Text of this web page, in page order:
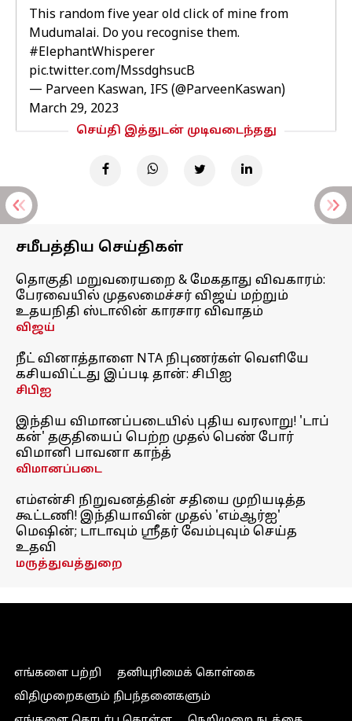
This random five year old click of mine from
Mudumalai. Do you recognise them.
#ElephantWhisperer
pic.twitter.com/MssdghsucB
— Parveen Kaswan, IFS (@ParveenKaswan)
March 29, 2023
செய்தி இத்துடன் முடிவடைந்தது
சமீபத்திய செய்திகள்
தொகுதி மறுவரையறை & மேகதாது விவகாரம்:
பேரவையில் முதலமைச்சர் விஜய் மற்றும்
உதயநிதி ஸ்டாலின் காரசார விவாதம்
விஜய்
நீட் வினாத்தாளை NTA நிபுணர்கள் வெளியே
கசியவிட்டது இப்படி தான்: சிபிஐ
சிபிஐ
இந்திய விமானப்படையில் புதிய வரலாறு! 'டாப்
கன்' தகுதியைப் பெற்ற முதல் பெண் போர்
விமானி பாவனா காந்த்
விமானப்படை
எம்என்சி நிறுவனத்தின் சதியை முறியடித்த
கூட்டணி! இந்தியாவின் முதல் 'எம்ஆர்ஐ'
மெஷின்; டாடாவும் ஸ்ரீதர் வேம்புவும் செய்த
உதவி
மருத்துவத்துறை
எங்களை பற்றி
தனியுரிமைக் கொள்கை
விதிமுறைகளும் நிபந்தனைகளும்